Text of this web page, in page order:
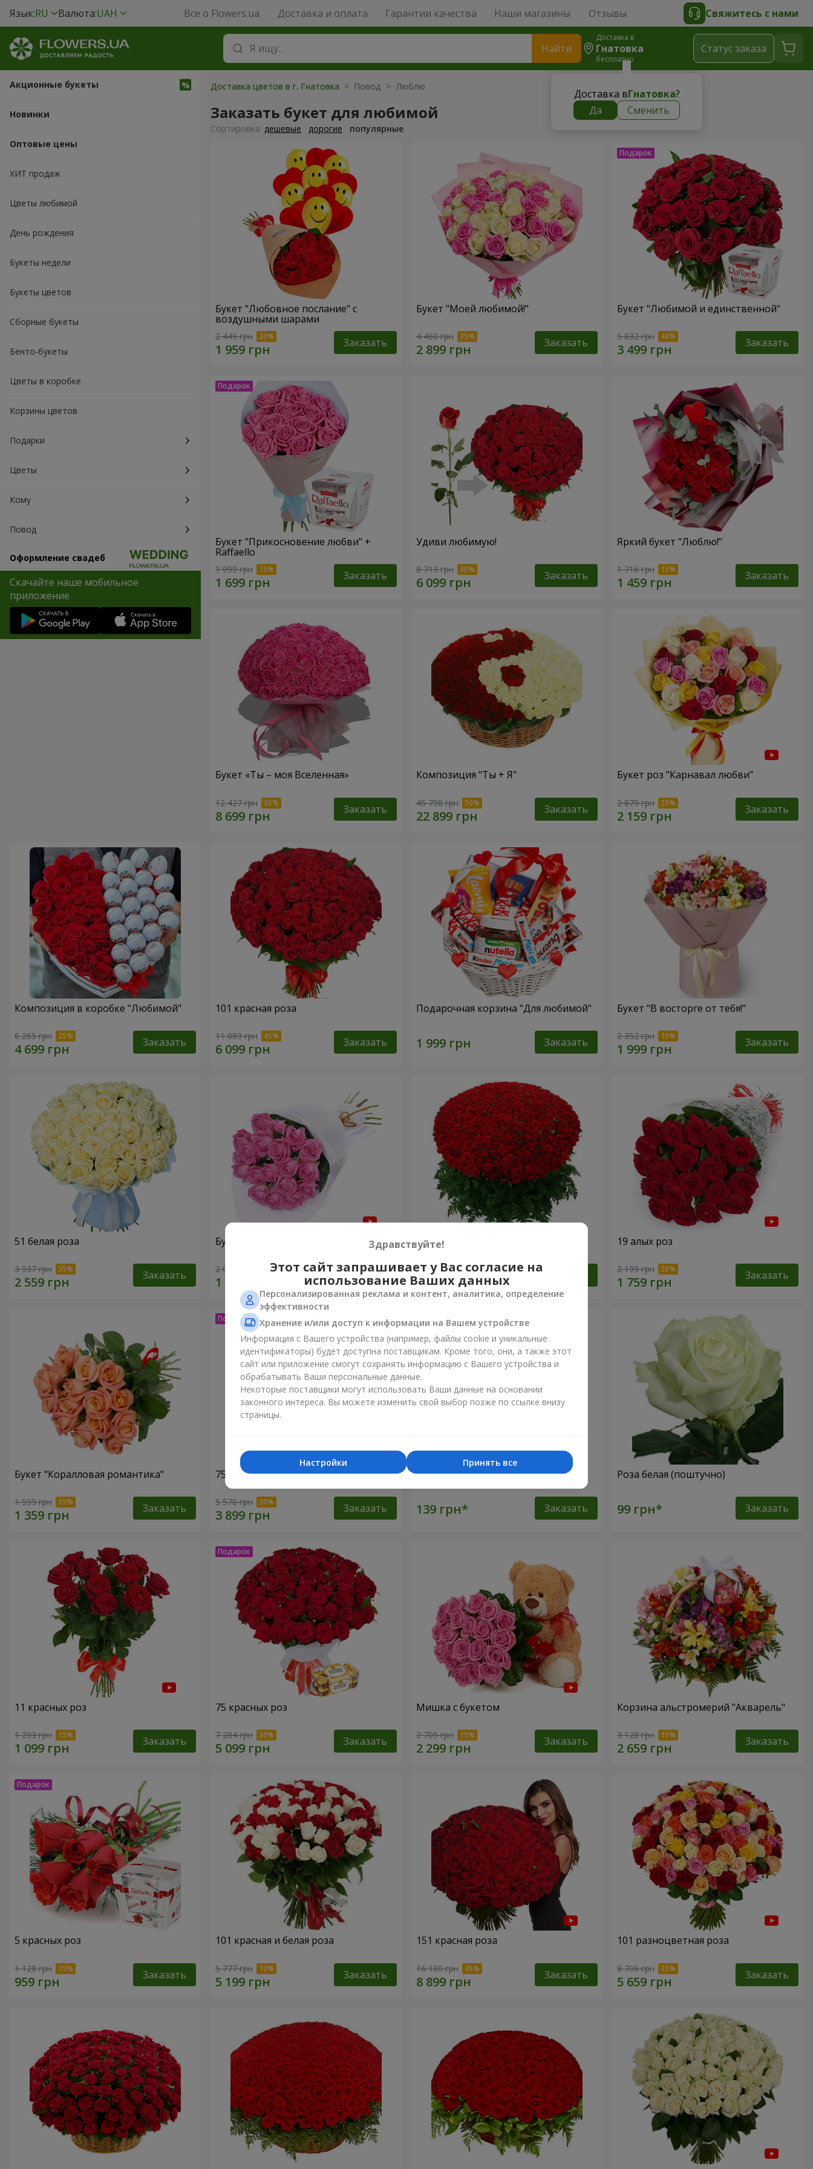
Язык:RU Валюта:UAH Все о Flowers.ua Доставка и оплата Гарантии качества Наши магазины Отзывы Свяжитесь с нами
Найти
Доставка в
Гнатовка
бесплатно
Доставка вГнатовка?
Да
Сменить
Cтатус заказа
Акционные букеты
Новинки
Оптовые цены
ХИТ продаж
Цветы любимой
День рождения
Букеты недели
Букеты цветов
Сборные букеты
Бенто-букеты
Цветы в коробке
Корзины цветов
Подарки
Цветы
Кому
Повод
Оформление свадеб
Скачайте наше мобильное
приложение
Доставка цветов в г. Гнатовка > Повод > Люблю
Заказать букет для любимой
Cортировка: дешевые дорогие популярные
Букет "Любовное послание" с
воздушными шарами
2 449 грн Заказать
Букет "Моей любимой!"
4 460 грн Заказать
Букет "Любимой и единственной"
5 832 грн Заказать
Букет "Прикосновение любви" +
Raffaello
1 999 грн Заказать
Удиви любимую!
8 713 грн Заказать
Яркий букет "Люблю!"
1 716 грн Заказать
Букет «Ты – моя Вселенная»
12 427 грн Заказать
Композиция "Ты + Я"
45 798 грн Заказать
Букет роз "Карнавал любви"
2 879 грн Заказать
Композиция в коробке "Любимой"
6 265 грн Заказать
101 красная роза
11 089 грн Заказать
Подарочная корзина "Для любимой"
Заказать
Букет "В восторге от тебя!"
2 352 грн Заказать
51 белая роза
3 937 грн Заказать
Букет из роз "Быть с тобой"
2 074 грн Заказать
1000 роз!
103 165 грн
19 алых роз
2 199 грн Заказать
Букет "Коралловая романтика"
1 599 грн Заказать
75 белых роз
5 570 грн Заказать
Роза красная (поштучно)
Заказать
Роза белая (поштучно)
Заказать
11 красных роз
1 293 грн Заказать
75 красных роз
7 284 грн Заказать
Мишка с букетом
2 705 грн Заказать
Корзина альстромерий "Акварель"
3 128 грн Заказать
5 красных роз
1 128 грн Заказать
101 красная и белая роза
5 777 грн Заказать
151 красная роза
16 180 грн Заказать
101 разноцветная роза
8 706 грн Заказать
Здравствуйте!
Этот сайт запрашивает у Вас согласие на
использование Ваших данных
Персонализированная реклама и контент, аналитика, определение
эффективности
Хранение и/или доступ к информации на Вашем устройстве
Информация с Вашего устройства (например, файлы cookie и уникальные
идентификаторы) будет доступна поставщикам. Кроме того, они, а также этот
сайт или приложение смогут сохранять информацию с Вашего устройства и
обрабатывать Ваши персональные данные.
Некоторые поставщики могут использовать Ваши данные на основании
законного интереса. Вы можете изменить свой выбор позже по ссылке внизу
страницы.
Принять все
Настройки